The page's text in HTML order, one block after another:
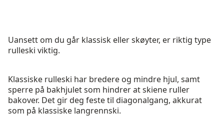
Uansett om du går klassisk eller skøyter, er riktig type
rulleski viktig.
Klassiske rulleski har bredere og mindre hjul, samt
sperre på bakhjulet som hindrer at skiene ruller
bakover. Det gir deg feste til diagonalgang, akkurat
som på klassiske langrennski.